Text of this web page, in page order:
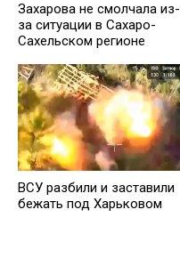
Захарова не смолчала из-
за ситуации в Сахаро-
Сахельском регионе
ВСУ разбили и заставили
бежать под Харьковом